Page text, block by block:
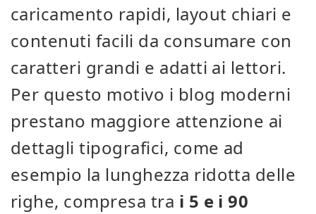
caricamento rapidi, layout chiari e
contenuti facili da consumare con
caratteri grandi e adatti ai lettori.
Per questo motivo i blog moderni
prestano maggiore attenzione ai
dettagli tipografici, come ad
esempio la lunghezza ridotta delle
righe, compresa tra i 5 e i 90